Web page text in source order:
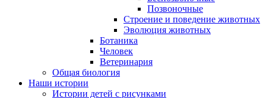
Позвоночные
Строение и поведение животных
Эволюция животных
Ботаника
Человек
Ветеринария
Общая биология
Наши истории
Истории детей с рисунками